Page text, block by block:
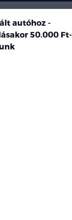
autóhoz -
50.000 Ft-